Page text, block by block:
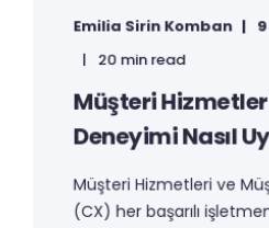
Emilia Sirin Komban
20 min read
Müşteri
Deneyimi Nasıl
Müşteri Hizmetleri ve
(CX) her başarılı